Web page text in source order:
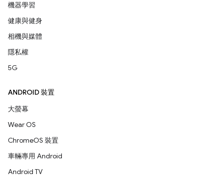
機器學習
健康與健身
相機與媒體
隱私權
5G
ANDROID 裝置
大螢幕
Wear OS
ChromeOS 裝置
車輛專用 Android
Android TV